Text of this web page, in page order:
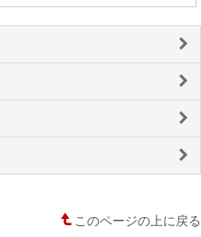
このページの上に戻る